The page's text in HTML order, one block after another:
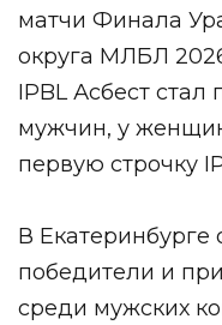
матчи Финала
округа МЛБЛ
IPBL Асбест
мужчин, у
первую строчку
В Екатеринбурге
победители и
среди мужских